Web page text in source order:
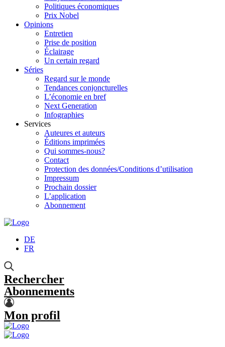
Politiques économiques
Prix Nobel
Opinions
Entretien
Prise de position
Éclairage
Un certain regard
Séries
Regard sur le monde
Tendances conjoncturelles
L’économie en bref
Next Generation
Infographies
Services
Auteures et auteurs
Éditions imprimées
Qui sommes-nous?
Contact
Protection des données/Conditions d’utilisation
Impressum
Prochain dossier
L’application
Abonnement
DE
FR
Rechercher
Abonnements
Mon profil